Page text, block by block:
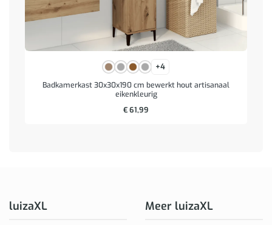
+4
Badkamerkast 30x30x190 cm bewerkt hout artisanaal
eikenkleurig
€61,99
luizaXL Meer luizaXL